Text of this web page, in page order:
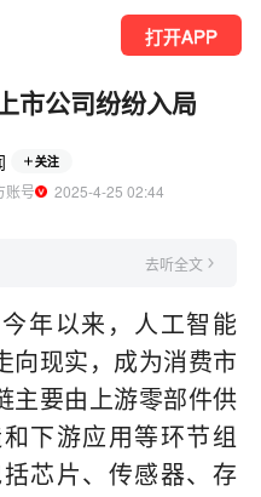
打开APP
市公司纷纷入局
关注
账号
  2025-4-25 02:44
去听全文
年以来，人工智能
向现实，成为消费市
主要由上游零部件供
下游应用等环节组
芯片、传感器、存